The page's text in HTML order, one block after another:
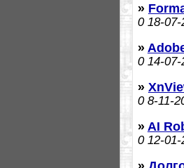
»
018-07-
»
014-07-
»
08-11-
» AI
012-01-